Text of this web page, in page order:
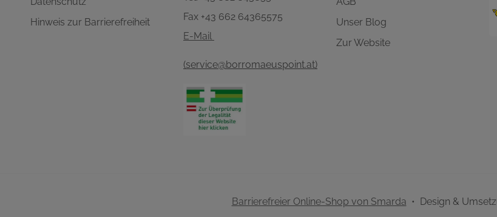
Hinweis zur Barrierefreiheit
Fax +43 662 64365575
E-Mail
(service@borromaeuspoint.at)
Unser Blog
Zur Website
Barrierefreier Online-Shop von Smarda • Design &